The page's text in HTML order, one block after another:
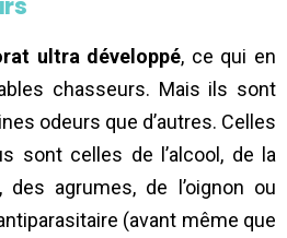
ultra développé, ce qui en
chasseurs. Mais ils sont
odeurs que d’autres. Celles
sont celles de l’alcool, de la
des agrumes, de l’oignon ou
(avant même que